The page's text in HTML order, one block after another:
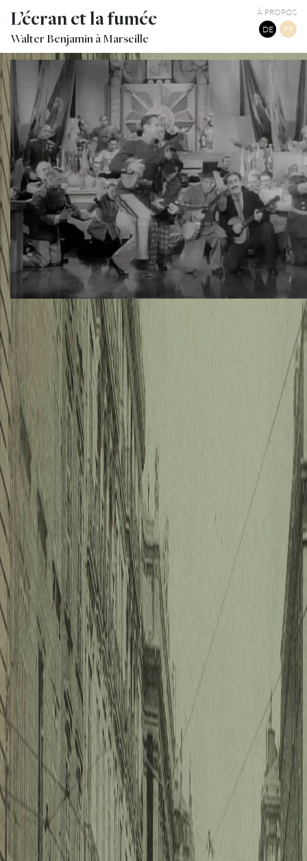
L’écran et la fumée
Walter Benjamin à Marseille
À PROPOS
DE
FR
DUCK SOUP
TWITTER TUMBLR PINTEREST